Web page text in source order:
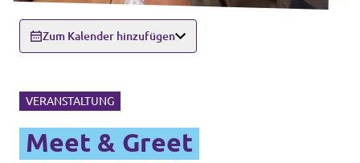
Zum Kalender hinzufügen
VERANSTALTUNG
Meet & Greet